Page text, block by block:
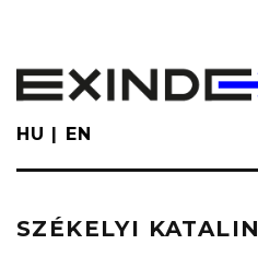
main
content
HU EN
SZÉKELYI KATALIN